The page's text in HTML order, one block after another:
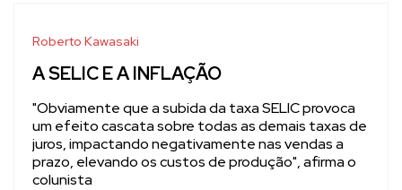
Roberto Kawasaki
A SELIC E A INFLAÇÃO
"Obviamente que a subida da taxa SELIC provoca
um efeito cascata sobre todas as demais taxas de
juros, impactando negativamente nas vendas a
prazo, elevando os custos de produção", afirma o
colunista